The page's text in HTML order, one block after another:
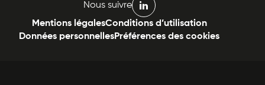
Nous suivre
linkedin
Mentions légalesConditions d’utilisation
Données personnellesPréférences des cookies